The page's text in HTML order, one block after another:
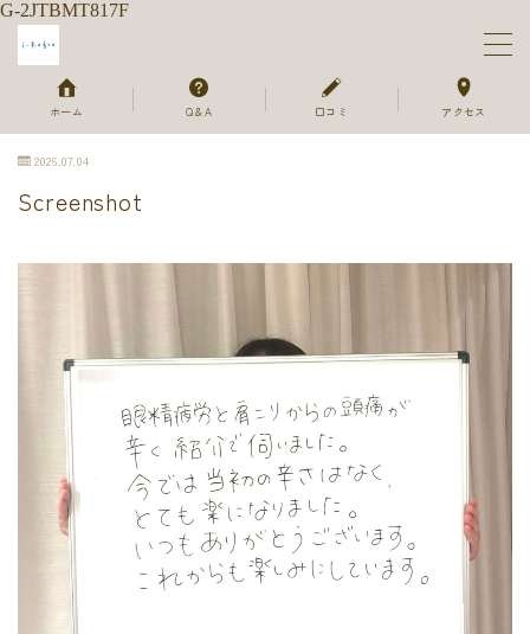
G-2JTBMT817F
MENU
ホーム
ご利用の流れ
よくあるご質問
お客様のお声
ホーム Q＆A 口コミ アクセス
2026.07.04
Screenshot